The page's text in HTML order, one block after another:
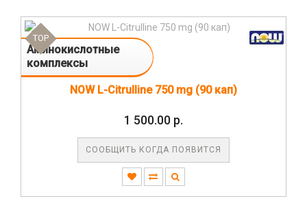
Аминокислотные
комплексы
TOP
NOW L-Citrulline 750 mg (90 кап)
1 500.00 р.
СООБЩИТЬ КОГДА ПОЯВИТСЯ